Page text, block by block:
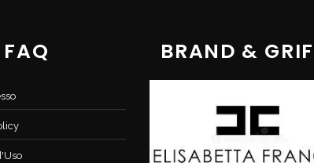
FAQ BRAND &